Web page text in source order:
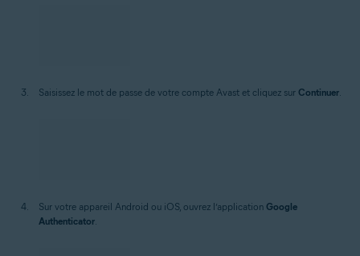
Saisissez le mot de passe de votre compte Avast et cliquez sur Continuer
Sur votre appareil Android ou iOS, ouvrez l’application Google
Authenticator